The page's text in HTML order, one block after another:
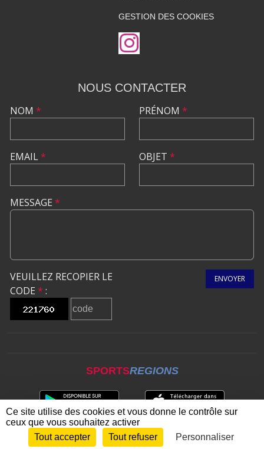
GESTION DES COOKIES
NOUS CONTACTER
NOM *
EMAIL*
PRÉNOM *
OBJET *
MESSAGE *
VEUILLEZ RECOPIER LE
CODE * :
ENVOYER
SPORTSREGIONS
Envie de participer ? CONNEXION
Ce site utilise des cookies et vous donne le contrôle sur
ceux que vous souhaitez activer
Tout accepter
Tout refuser Personnaliser